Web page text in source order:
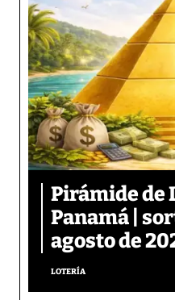
Pirámide de
Panamá |
agosto de
LOTERÍA